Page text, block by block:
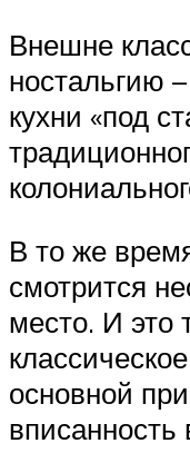
Внешне
ностальгию
кухни «под
В то же
смотрится
место. И это
основной
вписанность